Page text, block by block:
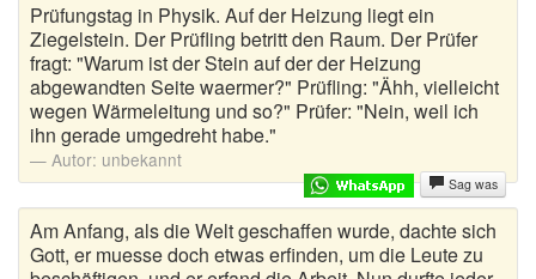
Prüfungstag in Physik. Auf der Heizung liegt ein
Ziegelstein. Der Prüfling betritt den Raum. Der Prüfer
fragt: "Warum ist der Stein auf der der Heizung
abgewandten Seite waermer?" Prüfling: "Ähh, vielleicht
wegen Wärmeleitung und so?" Prüfer: "Nein, weil ich
ihn gerade umgedreht habe."
Autor: unbekannt
Sag was
Am Anfang, als die Welt geschaffen wurde, dachte sich
Gott, er muesse doch etwas erfinden, um die Leute zu